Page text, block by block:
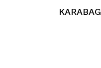
KARABAG